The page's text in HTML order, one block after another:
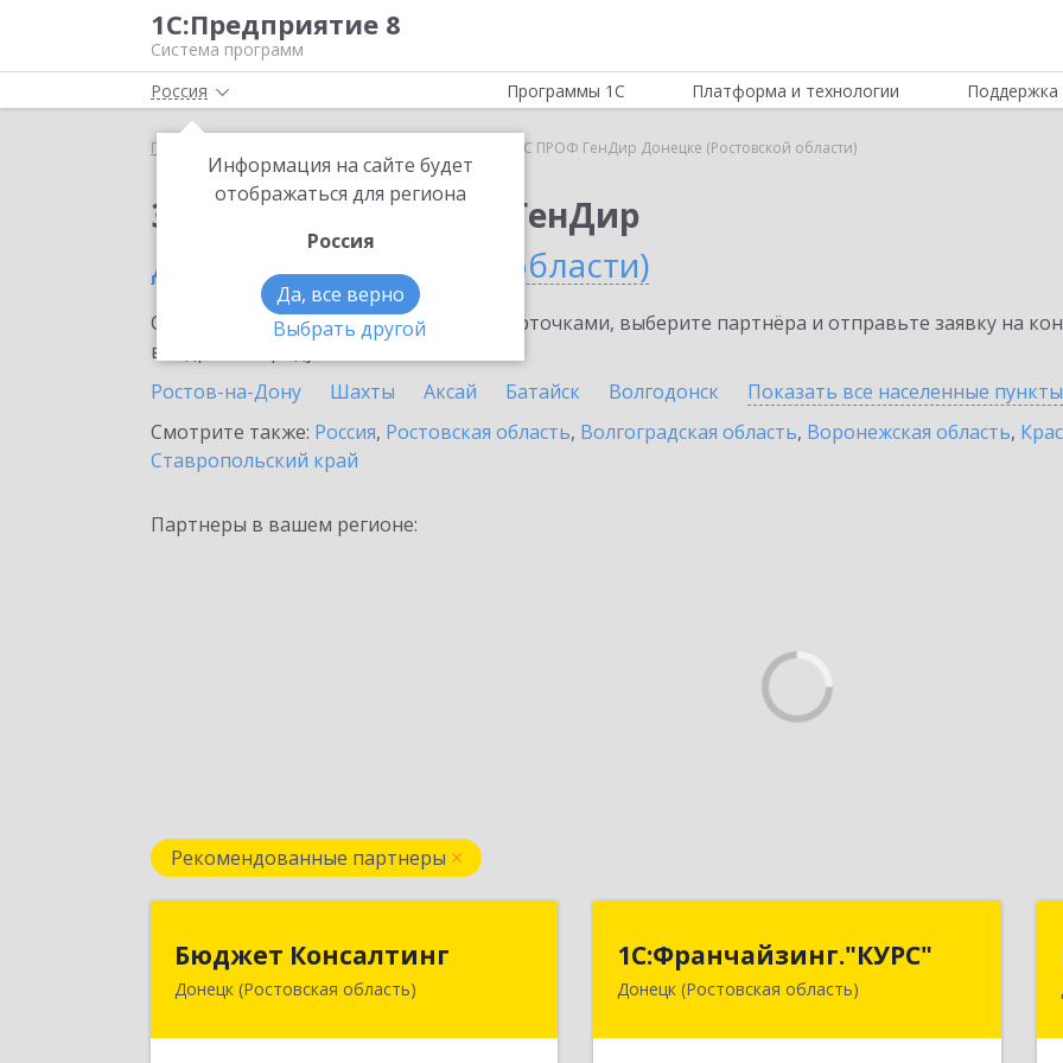
1С:Предприятие 8
Система программ
Россия
Информация на сайте будет
отображаться для региона
Россия
Да, все верно
Выбрать другой
Программы 1С Платформа и технологии Поддержка
Главная ИТС ПРОФ ГенДир Донецке (Ростовской области)
Заказать ИТС ПРОФ ГенДир
Донецке (Ростовской области)
Ознакомьтесь с информационными карточками, выберите партнёра и отправьте заявку на
внедрение продукта.
Ростов-на-Дону
Шахты Аксай Батайск Волгодонск Показать все населенные пункты
Смотрите также: Россия, Ростовская область, Волгоградская область, Воронежская область,
Ставропольский край
Партнеры в вашем регионе:
Рекомендованные партнеры
Бюджет Консалтинг
Донецк (Ростовская область)
346338, Ростовская обл, г.о. Город
1С:Франчайзинг."КУРС"
Донецк (Ростовская область)
1С:Франчайзинг."КУРС"
346330, Ростовская обл, Донецк г,